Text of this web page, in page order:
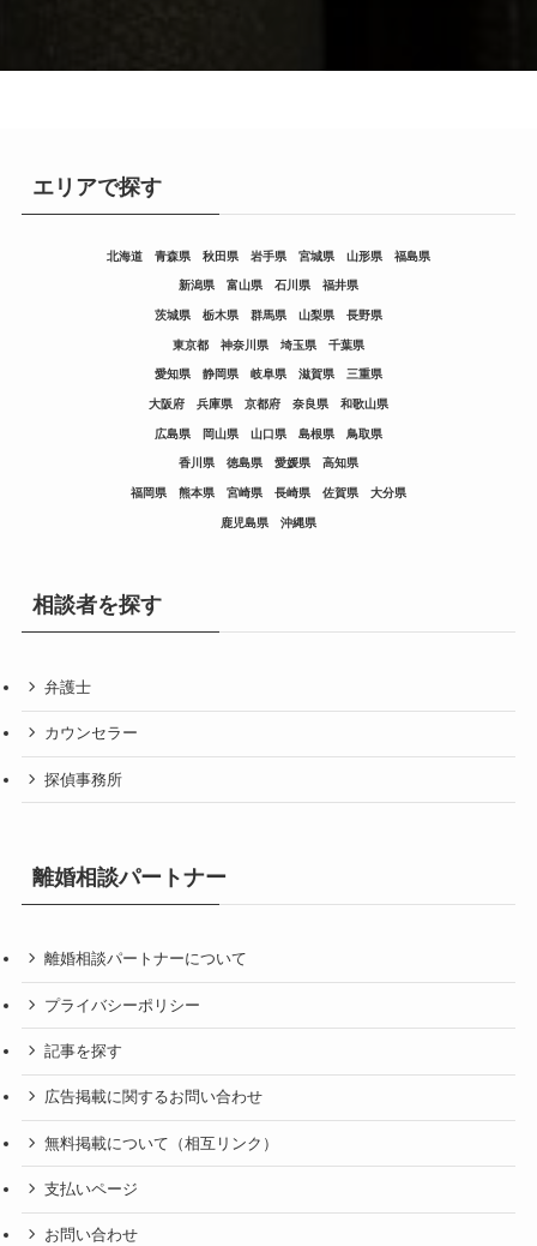
エリアで探す
北海道 青森県 秋田県 岩手県 宮城県 山形県 福島県
新潟県 富山県 石川県 福井県
茨城県 栃木県 群馬県 山梨県 長野県
東京都 神奈川県 埼玉県 千葉県
愛知県 静岡県 岐阜県 滋賀県 三重県
大阪府 兵庫県 京都府 奈良県 和歌山県
広島県 岡山県 山口県 島根県 鳥取県
香川県 徳島県 愛媛県 高知県
福岡県 熊本県 宮崎県 長崎県 佐賀県 大分県
鹿児島県 沖縄県
相談者を探す
弁護士
カウンセラー
探偵事務所
離婚相談パートナー
離婚相談パートナーについて
プライバシーポリシー
記事を探す
広告掲載に関するお問い合わせ
無料掲載について（相互リンク）
支払いページ
お問い合わせ